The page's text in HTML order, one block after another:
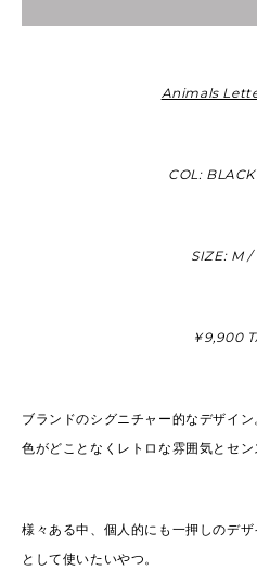
Animals
COL:
SIZE: M /
￥9,900
ブランドのシグニチャー的なデザイ
色がどことなくレトロな雰囲気とセン
様々ある中、個人的にも一押しのデ
として使いたいやつ。